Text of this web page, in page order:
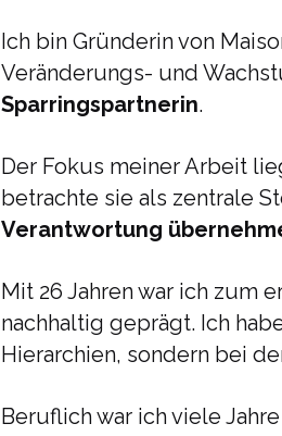
Ich bin Gründerin von
Veränderungs- und
Sparringspartnerin.
Der Fokus meiner Arbeit
betrachte sie als zentrale
Verantwortung
Mit 26 Jahren war ich zum
nachhaltig geprägt. Ich
Hierarchien, sondern bei
Beruflich war ich viele